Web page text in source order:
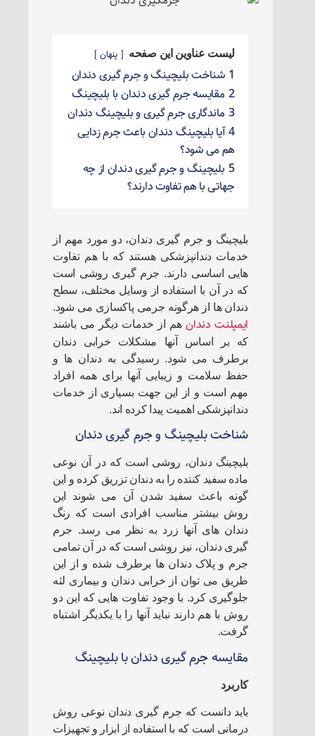
لیست عناوین این صفحه پنهان
1 شناخت بلیچینگ و جرم گیری دندان
2 مقایسه جرم گیری دندان با بلیچینگ
3 ماندگاری جرم گیری و بلیچینگ دندان
4 آیا بلیچینگ دندان باعث جرم زدایی
هم می شود؟
5 بلیچینگ و جرم گیری دندان از چه
جهاتی با هم تفاوت دارند؟
بلیچینگ و جرم گیری دندان، دو مورد مهم از
خدمات دندانپزشکی هستند که با هم تفاوت
هایی اساسی دارند. جرم گیری روشی است
که در آن با استفاده از وسایل مختلف، سطح
دندان ها از هرگونه جرمی پاکسازی می شود.
ایمپلنت دندانهم از خدمات دیگر می باشند
که بر اساس آنها مشکلات خرابی دندان
برطرف می شود. رسیدگی به دندان ها و
حفظ سلامت و زیبایی آنها برای همه افراد
مهم است و از این جهت بسیاری از خدمات
دندانپزشکی اهمیت پیدا کرده اند.
شناخت بلیچینگ و جرم گیری دندان
بلیچینگ دندان، روشی است که در آن نوعی
ماده سفید کننده را به دندان تزریق کرده و این
گونه باعث سفید شدن آن می شوند این
روش بیشتر مناسب افرادی است که رنگ
دندان های آنها زرد به نظر می رسد. جرم
گیری دندان، نیز روشی است که در آن تمامی
جرم و پلاک دندان ها برطرف شده و از این
طریق می توان از خرابی دندان و بیماری لثه
جلوگیری کرد. با وجود تفاوت هایی که این دو
روش با هم دارند نباید آنها را با یکدیگر اشتباه
گرفت.
مقایسه جرم گیری دندان با بلیچینگ
کاربرد
باید دانست که جرم گیری دندان نوعی روش
درمانی است که با استفاده از ابزار و تجهیزات